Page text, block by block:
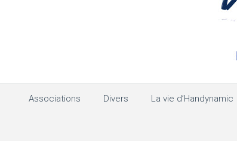
Associations Divers La vie d’Handynamic